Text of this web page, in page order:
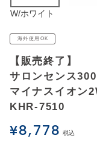
お問い合わ
W/ホワイト
海外使用OK
【販売終了】
サロンセンス300
マイナスイオン
KHR-7510
¥8,778 税込